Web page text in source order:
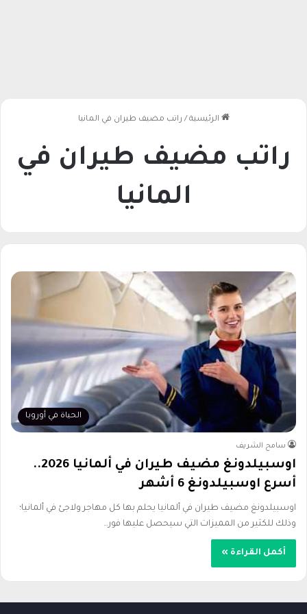
الرئيسية / راتب مضيف طيران في المانيا
راتب مضيف طيران في
المانيا
الحياة في أوروبا
سامح الشريف
اوسبيلدونغ مضيف طيران في ألمانيا 2026..
أسرع اوسبيلدونغ 6 أشهر
اوسبيلدونغ مضيف طيران في ألمانيا يحلم بها كل مهاجر ولاجئ في ألمانيا؛
وذلك للكثير من المميزات التي سيحصل عليها فور…
أكمل القراءة »